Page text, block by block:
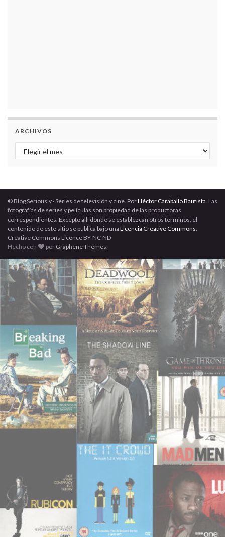
ARCHIVOS
Archivos
© Blog Seriously · Series de televisión y cine. PorHéctor Caraballo Bautista . Las
fotografías de series y películas son propiedad de las productoras
correspondientes. Excepto allí donde se establezcan otros términos, el
contenido de este sitio se publica bajo una Licencia Creative Commons
Creative Commons Licence BY-NC-ND
Hecho con
por Graphene Themes